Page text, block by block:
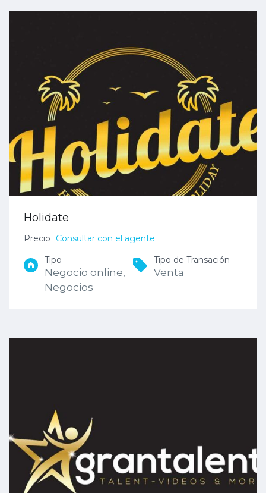
Holidate
Precio
Consultar con el agente
Tipo
Negocio online,
Negocios
Tipo de Transación
Venta